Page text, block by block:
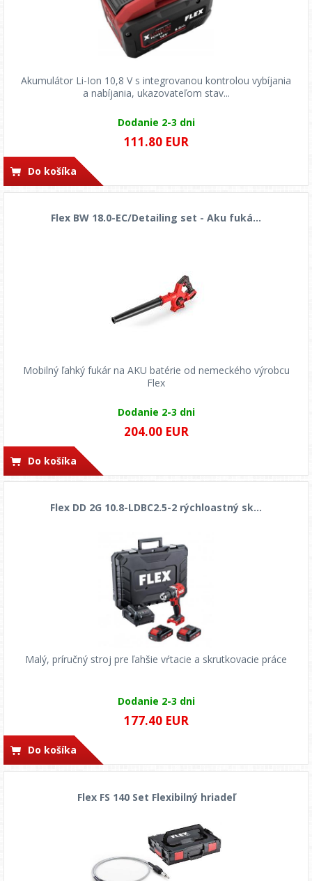
Akumulátor Li-Ion 10,8 V s integrovanou kontrolou vybíjania
a nabíjania, ukazovateľom stav...
Dodanie 2-3 dni
111.80 EUR
Do košíka
Flex BW 18.0-EC/Detailing set - Aku fuká...
Mobilný ľahký fukár na AKU batérie od nemeckého výrobcu
Flex
Dodanie 2-3 dni
204.00 EUR
Do košíka
Flex DD 2G 10.8-LDBC2.5-2 rýchloastný sk...
Malý, príručný stroj pre ľahšie vŕtacie a skrutkovacie práce
Dodanie 2-3 dni
177.40 EUR
Do košíka
Flex FS 140 Set Flexibilný hriadeľ